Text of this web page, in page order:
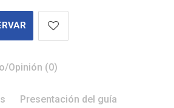
Opinión (0)
Presentación del guía